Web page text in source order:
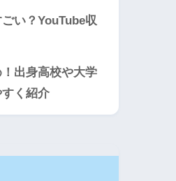
い？YouTube収
出身高校や大学
く紹介